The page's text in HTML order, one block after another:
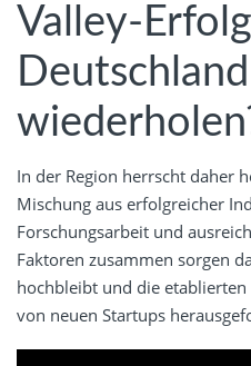
Valley-
Deutschland
In der Region herrscht daher
Mischung aus erfolgreicher
Forschungsarbeit und
Faktoren zusammen sorgen
hochbleibt und die
von neuen Startups